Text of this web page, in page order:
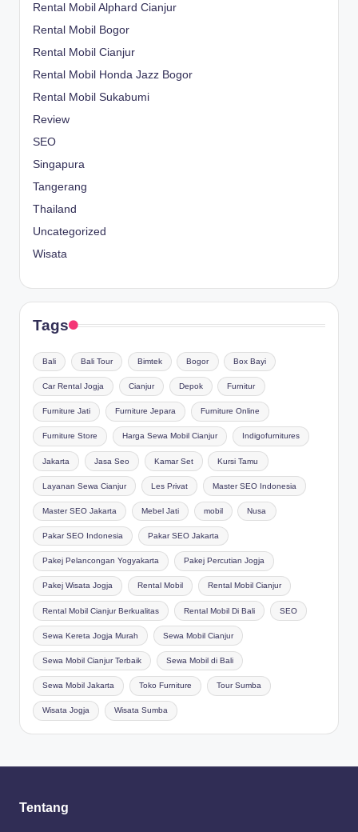
Rental Mobil Alphard Cianjur
Rental Mobil Bogor
Rental Mobil Cianjur
Rental Mobil Honda Jazz Bogor
Rental Mobil Sukabumi
Review
SEO
Singapura
Tangerang
Thailand
Uncategorized
Wisata
Tags
Bali Bali Tour Bimtek Bogor Box Bayi
Car Rental Jogja Cianjur Depok Furnitur
Furniture Jati Furniture Jepara Furniture Online
Furniture Store Harga Sewa Mobil Cianjur Indigofurnitures
Jakarta Jasa Seo Kamar Set Kursi Tamu
Layanan Sewa Cianjur Les Privat Master SEO Indonesia
Master SEO Jakarta Mebel Jati mobil Nusa
Pakar SEO Indonesia Pakar SEO Jakarta
Pakej Pelancongan Yogyakarta Pakej Percutian Jogja
Pakej Wisata Jogja Rental Mobil Rental Mobil Cianjur
Rental Mobil Cianjur Berkualitas Rental Mobil Di Bali SEO
Sewa Kereta Jogja Murah Sewa Mobil Cianjur
Sewa Mobil Cianjur Terbaik Sewa Mobil di Bali
Sewa Mobil Jakarta Toko Furniture Tour Sumba
Wisata Jogja Wisata Sumba
Tentang